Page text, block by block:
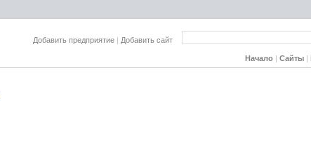
Добавить предприятие | Добавить сайт
Начало Сайты